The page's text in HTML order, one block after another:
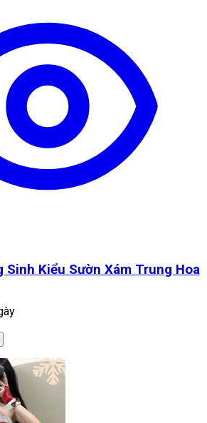
Sinh Kiểu Sườn Xám Trung Hoa